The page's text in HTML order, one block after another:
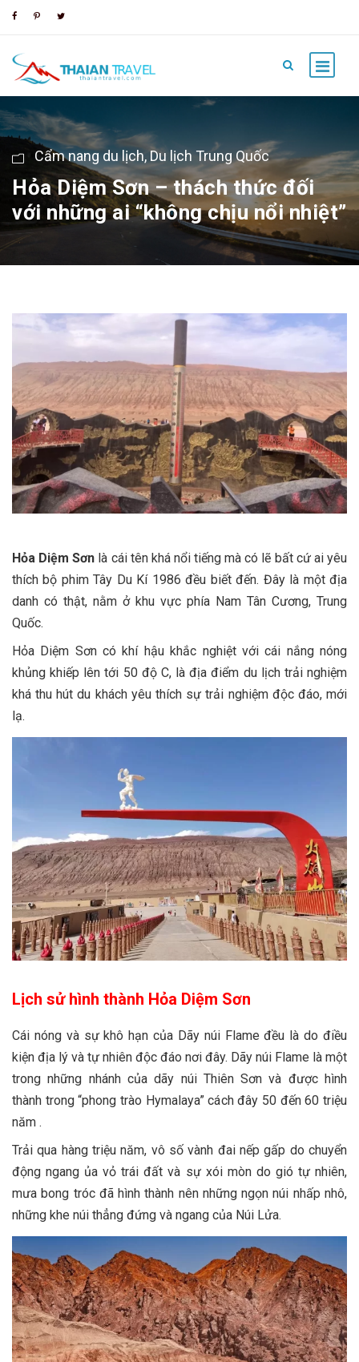
Cẩm nang du lịch,Du lịch Trung Quốc
Hỏa Diệm Sơn – thách thức đối
với những ai “không chịu nổi nhiệt”
Hỏa Diệm Sơn là cái tên khá nổi tiếng mà có lẽ bất cứ ai yêu
thích bộ phim Tây Du Kí 1986 đều biết đến. Đây là một địa
danh có thật, nằm ở khu vực phía Nam Tân Cương, Trung
Quốc.
Hỏa Diệm Sơn có khí hậu khắc nghiệt với cái nắng nóng
khủng khiếp lên tới 50 độ C, là địa điểm du lịch trải nghiệm
khá thu hút du khách yêu thích sự trải nghiệm độc đáo, mới
lạ.
Lịch sử hình thành Hỏa Diệm Sơn
Cái nóng và sự khô hạn của Dãy núi Flame đều là do điều
kiện địa lý và tự nhiên độc đáo nơi đây. Dãy núi Flame là một
trong những nhánh của dãy núi Thiên Sơn và được hình
thành trong “phong trào Hymalaya” cách đây 50 đến 60 triệu
năm .
Trải qua hàng triệu năm, vô số vành đai nếp gấp do chuyển
động ngang ủa vỏ trái đất và sự xói mòn do gió tự nhiên,
mưa bong tróc đã hình thành nên những ngọn núi nhấp nhô,
những khe núi thẳng đứng và ngang của Núi Lửa.